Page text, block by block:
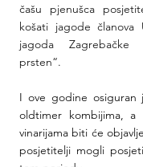
čašu pjenušca
košati jagode članova
jagoda Zagrebačke
prsten“.
I ove godine osiguran
oldtimer kombijima, a
vinarijama biti će
posjetitelji mogli